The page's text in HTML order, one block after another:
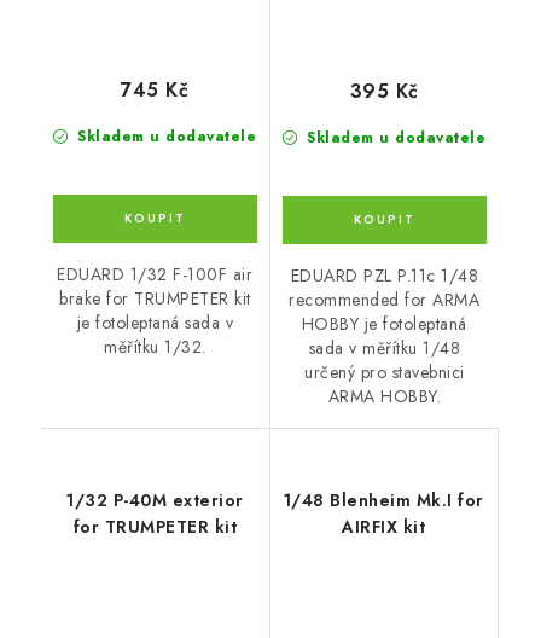
Skladem u dodavatele
745 Kč
EDUARD 1/32 F-100F air
brake for TRUMPETER kit
je fotoleptaná sada v
měřítku 1/32.
Skladem u dodavatele
395 Kč
EDUARD PZL P.11c 1/48
recommended for ARMA
HOBBY je fotoleptaná
sada v měřítku 1/48
určený pro stavebnici
ARMA HOBBY.
1/32 P-40M exterior
for TRUMPETER kit
1/48 Blenheim Mk.I for
AIRFIX kit